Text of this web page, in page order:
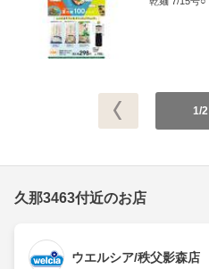
1/2
久那3463付近のお店
ウエルシア/秩父影森店